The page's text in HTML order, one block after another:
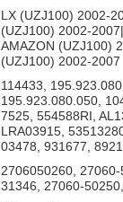
LX (UZJ100) 2002-
(UZJ100) 2002-
AMAZON (UZJ100)
(UZJ100) 2002-2007
114433,
195.923.080.050,
7525, 554588RI,
LRA03915,
03478, 931677,
2706050260,
31346, 27060-